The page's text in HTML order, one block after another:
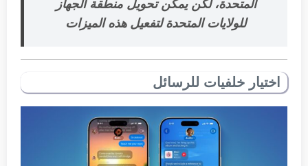
المتحدة، لكن يمكن تحويل منطقة الجهاز
للولايات المتحدة لتفعيل هذه الميزات
اختيار خلفيات للرسائل